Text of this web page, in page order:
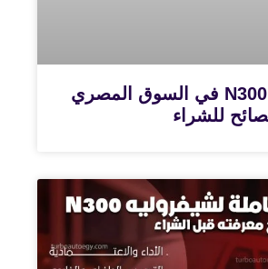
شيفروليه N300 في السوق المصري
للشراء